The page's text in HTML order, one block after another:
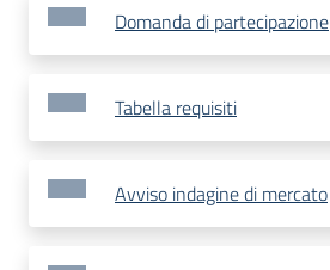
Domanda di partecipazione
Tabella requisiti
Avviso indagine di mercato